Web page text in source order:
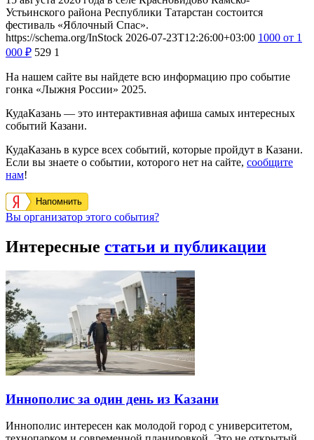
Устьинского района Республики Татарстан состоится
фестиваль «Яблочный Спас».
https://schema.org/InStock 2026-07-23T12:26:00+03:00 1000 от 1
000 ₽ 529 1
На нашем сайте вы найдете всю информацию про событие
гонка «Лыжня России» 2025.
КудаКазань — это интерактивная афиша самых интересных
событий Казани.
КудаКазань в курсе всех событий, которые пройдут в Казани.
Если вы знаете о событии, которого нет на сайте, сообщите
нам!
Напомнить
Вы организатор этого события?
Интересные статьи и публикации
Иннополис за один день из Казани
Иннополис интересен как молодой город с университетом,